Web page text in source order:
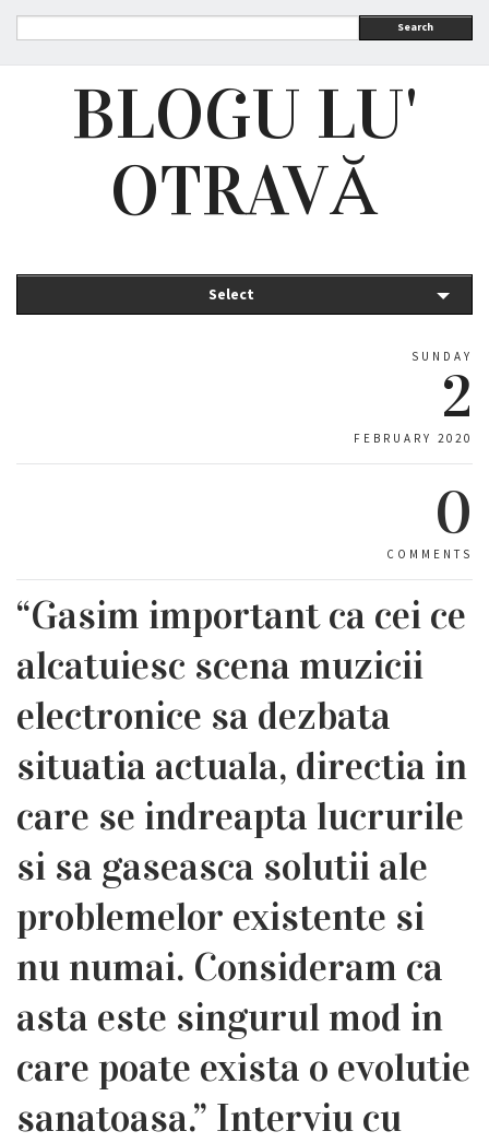
Search
BLOGU LU'
OTRAVĂ
Select
SUNDAY
2
FEBRUARY 2020
0
COMMENTS
“Gasim important ca cei ce
alcatuiesc scena muzicii
electronice sa dezbata
situatia actuala, directia in
care se indreapta lucrurile
si sa gaseasca solutii ale
problemelor existente si
nu numai. Consideram ca
asta este singurul mod in
care poate exista o evolutie
sanatoasa.” Interviu cu